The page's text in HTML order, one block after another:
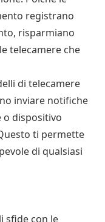
registrano
risparmiano
telecamere che
di telecamere
inviare notifiche
o dispositivo
ti permette
di qualsiasi
sfide con le